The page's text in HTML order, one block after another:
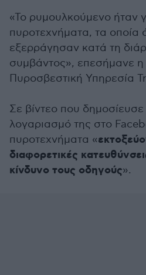
«Το ρυμουλκούμενο ήταν
πυροτεχνήματα, τα οποία
εξερράγησαν κατά τη
συμβάντος», επεσήμανε η
Πυροσβεστική Υπηρεσία
Σε βίντεο που
λογαριασμό της στο
πυροτεχνήματα «
διαφορετικές
κίνδυνο τους οδηγούς».